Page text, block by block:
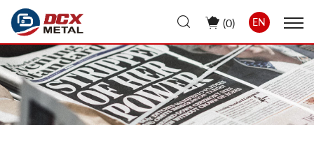
(0) EN